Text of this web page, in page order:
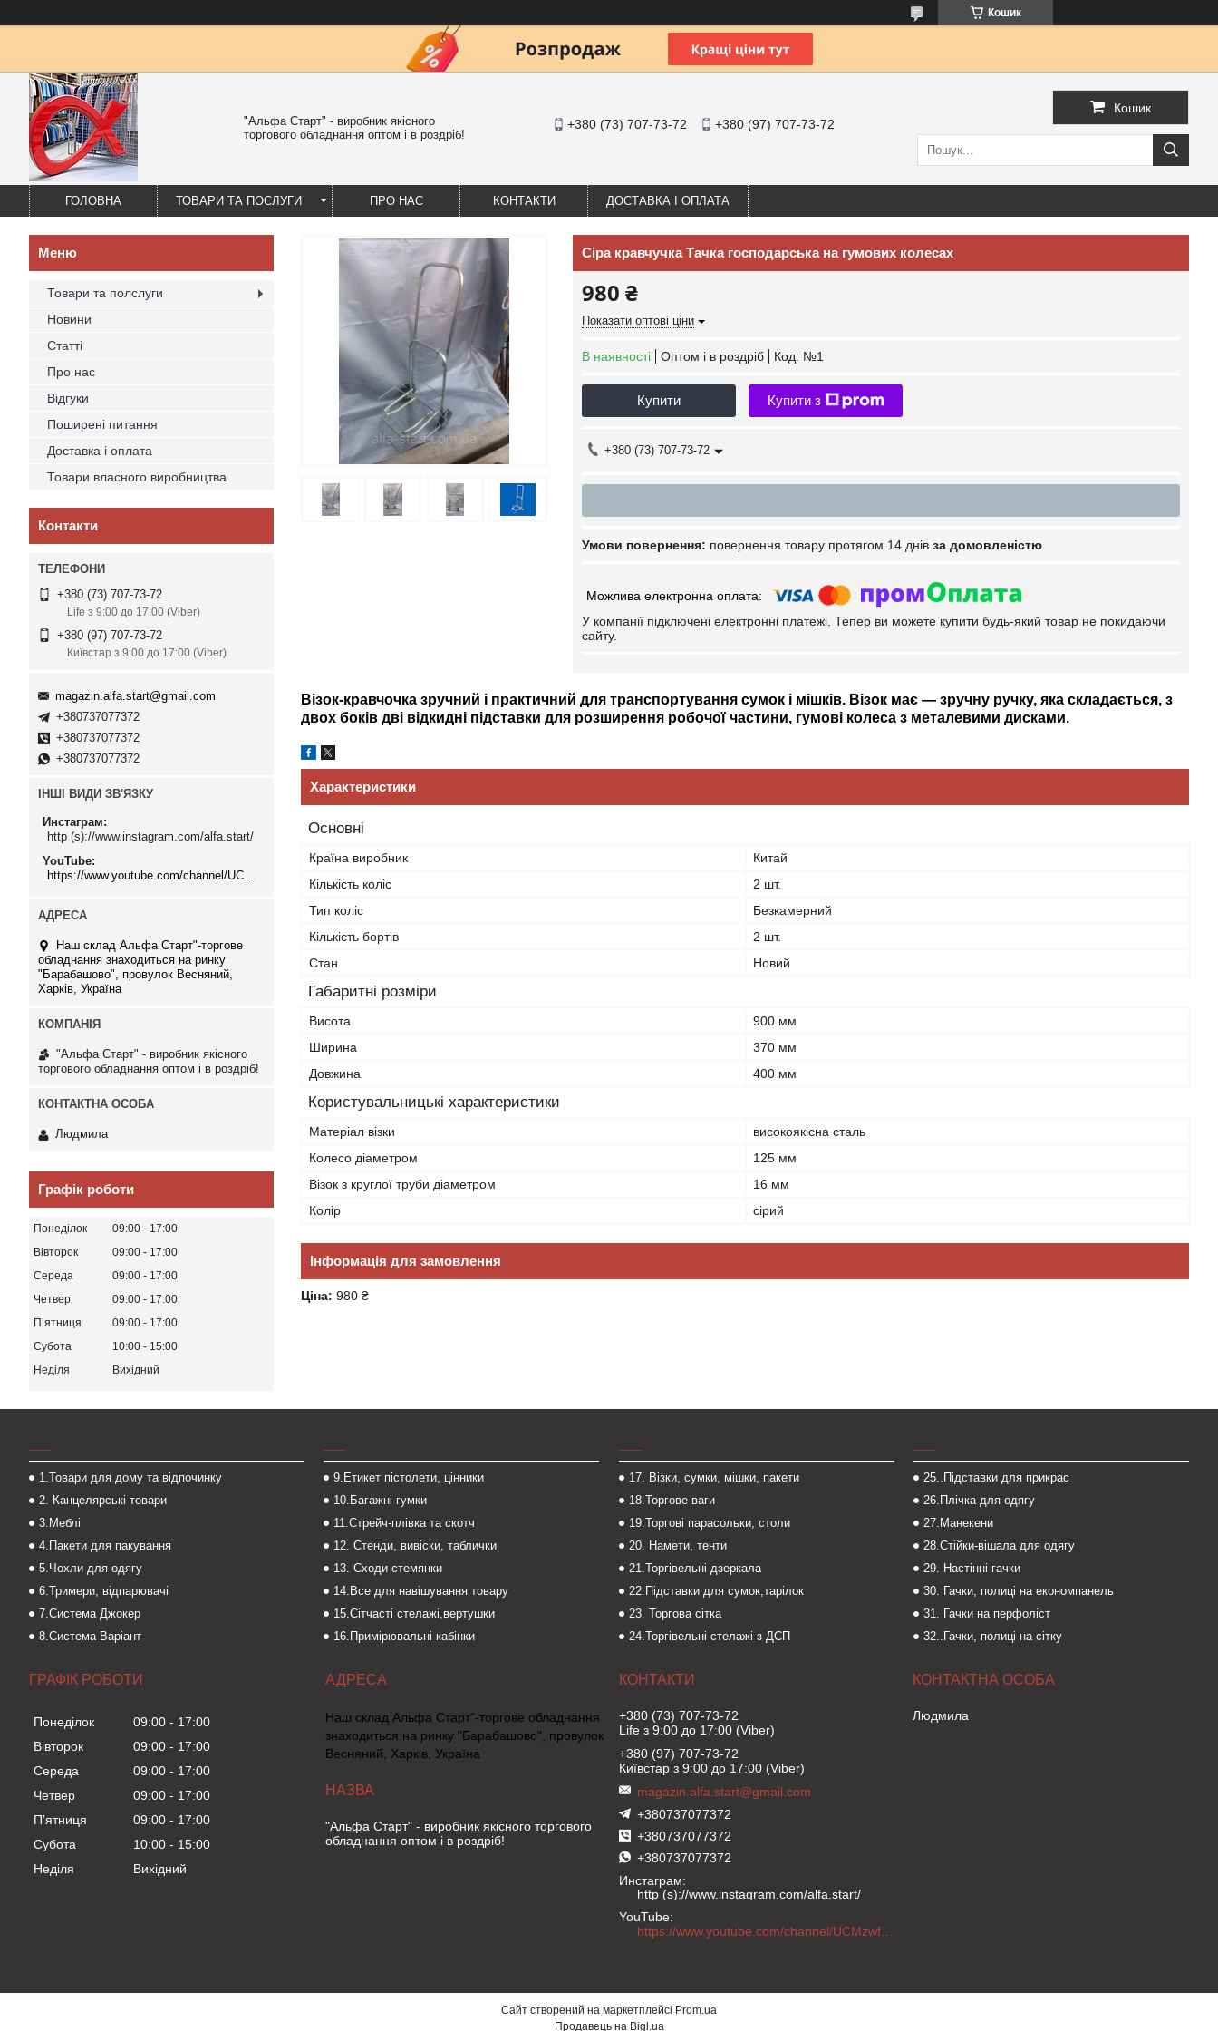
Кошик
"Альфа Старт" - виробник якісного
торгового обладнання оптом і в роздріб!
+380 (73) 707-73-72 +380 (97) 707-73-72
Кошик
ГОЛОВНА ТОВАРИ ТА ПОСЛУГИ ПРО НАС КОНТАКТИ ДОСТАВКА І ОПЛАТА
Сіра кравчучка Тачка господарська на гумових колесах
980 ₴
Показати оптові ціни
В наявності Оптом і в роздріб Код: №1
Купити Купити з
+380 (73) 707-73-72
повернення товару протягом 14 днів за домовленістю
У компанії підключені електронні платежі. Тепер ви можете купити будь-який товар не покидаючи
сайту.
Візок-кравчочка зручний і практичний для транспортування сумок і мішків. Візок має — зручну ручку, яка складається, з
двох боків дві відкидні підставки для розширення робочої частини, гумові колеса з металевими дисками.
Характеристики
Основні
Країна виробник
Китай
Кількість коліс
2 шт.
Тип коліс
Безкамерний
Кількість бортів
2 шт.
Стан
Новий
Габаритні розміри
Висота
900 мм
Ширина
370 мм
Довжина
400 мм
Користувальницькі характеристики
Матеріал візки
високоякісна сталь
Колесо діаметром
125 мм
Візок з круглої труби діаметром
16 мм
Колір
сірий
Інформація для замовлення
Ціна: 980 ₴
Товари та полслуги
Новини
Статті
Про нас
Відгуки
Поширені питання
Доставка і оплата
Товари власного виробництва
Контакти
+380 (73) 707-73-72
Life з 9:00 до 17:00 (Viber)
+380 (97) 707-73-72
Київстар з 9:00 до 17:00 (Viber)
magazin.alfa.start@gmail.com
+380737077372
+380737077372
+380737077372
ІНШІ ВИДИ ЗВ'ЯЗКУ
Инстаграм
http (s)://www.instagram.com/alfa.start/
YouTube
Наш склад Альфа Старт"-торгове
обладнання знаходиться на ринку
"Барабашово", провулок Весняний,
Харків, Україна
"Альфа Старт" - виробник якісного
торгового обладнання оптом і в роздріб!
Людмила
Графік роботи
Понеділок 09:00
17:00
Вівторок
09:00
17:00
Середа
09:00
17:00
Четвер
09:00
17:00
Пʼятниця
09:00
17:00
Субота
10:00
15:00
Неділя
Вихідний
1.Товари для дому та відпочинку
2. Канцелярські товари
3.Меблі
4.Пакети для пакування
5.Чохли для одягу
6.Тримери, відпарювачі
7.Система Джокер
8.Система Варіант
9.Етикет пістолети, цінники
10.Багажні гумки
11.Стрейч-плівка та скотч
12. Стенди, вивіски, таблички
13. Сходи стемянки
14.Все для навішування товару
15.Сітчасті стелажі,вертушки
16.Примірювальні кабінки
17. Візки, сумки, мішки, пакети
18.Торгове ваги
19.Торгові парасольки, столи
20. Намети, тенти
21.Торгівельні дзеркала
22.Підставки для сумок,тарілок
23. Торгова сітка
24.Торгівельні стелажі з ДСП
25..Підставки для прикрас
26.Плічка для одягу
27.Манекени
28.Стійки-вішала для одягу
29. Настінні гачки
30. Гачки, полиці на економпанель
31. Гачки на перфоліст
32..Гачки, полиці на сітку
ГРАФІК РОБОТИ
Понеділок 09:00
17:00
Вівторок
09:00
17:00
Середа
09:00
17:00
Четвер
09:00
17:00
Пʼятниця
09:00
17:00
Субота
10:00
15:00
Неділя
Вихідний
Наш склад Альфа Старт"-торгове обладнання
знаходиться на ринку "Барабашово", провулок
Весняний, Харків, Україна
"Альфа Старт" - виробник якісного торгового
обладнання оптом і в роздріб!
+380 (73) 707-73-72
Life з 9:00 до 17:00 (Viber)
+380 (97) 707-73-72
Київстар з 9:00 до 17:00 (Viber)
magazin.alfa.start@gmail.com
+380737077372
+380737077372
+380737077372
Инстаграм
http (s)://www.instagram.com/alfa.start/
YouTube
https://www.youtube.com/channel/UCMzwfuPdxogFIKF_nELVFNw
Людмила
Сайт створений на маркетплейсі Prom.ua
Продавець на Bigl.ua